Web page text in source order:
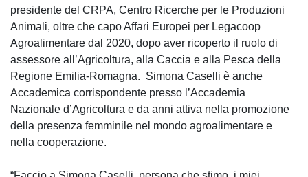
presidente del CRPA, Centro Ricerche per le Produzioni
Animali, oltre che capo Affari Europei per Legacoop
Agroalimentare dal 2020, dopo aver ricoperto il ruolo di
assessore all’Agricoltura, alla Caccia e alla Pesca della
Regione Emilia-Romagna. Simona Caselli è anche
Accademica corrispondente presso l’Accademia
Nazionale d’Agricoltura e da anni attiva nella promozione
della presenza femminile nel mondo agroalimentare e
nella cooperazione.